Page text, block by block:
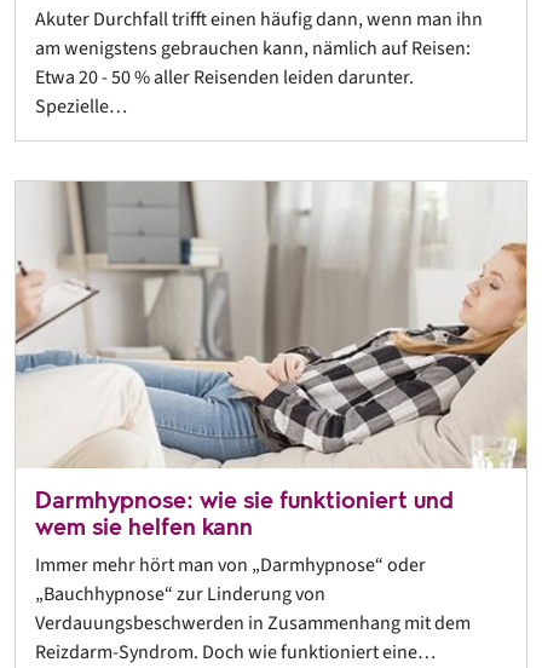
Akuter Durchfall trifft einen häufig dann, wenn man ihn
am wenigstens gebrauchen kann, nämlich auf Reisen:
Etwa 20 - 50 % aller Reisenden leiden darunter.
Spezielle…
Darmhypnose: wie sie funktioniert und
wem sie helfen kann
Immer mehr hört man von „Darmhypnose“ oder
„Bauchhypnose“ zur Linderung von
Verdauungsbeschwerden in Zusammenhang mit dem
Reizdarm-Syndrom. Doch wie funktioniert eine…